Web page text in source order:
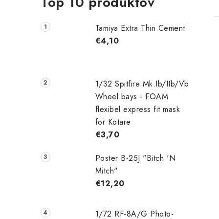
Tamiya Extra Thin Cement
€4,10
1/32 Spitfire Mk.Ib/IIb/Vb
Wheel bays - FOAM
flexibel express fit mask
for Kotare
€3,70
Poster B-25J "Bitch 'N
Mitch"
€12,20
1/72 RF-8A/G Photo-